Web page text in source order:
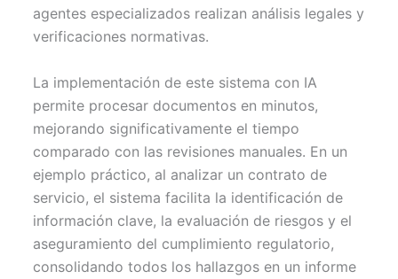
agentes especializados realizan análisis legales y
verificaciones normativas.
La implementación de este sistema con IA
permite procesar documentos en minutos,
mejorando significativamente el tiempo
comparado con las revisiones manuales. En un
ejemplo práctico, al analizar un contrato de
servicio, el sistema facilita la identificación de
información clave, la evaluación de riesgos y el
aseguramiento del cumplimiento regulatorio,
consolidando todos los hallazgos en un informe